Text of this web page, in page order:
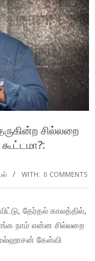
சில்லறை
WITH: 0 COMMENTS
தேர்தல் காலத்தில்,
நாம் என்ன சில்லறை
கேள்வி